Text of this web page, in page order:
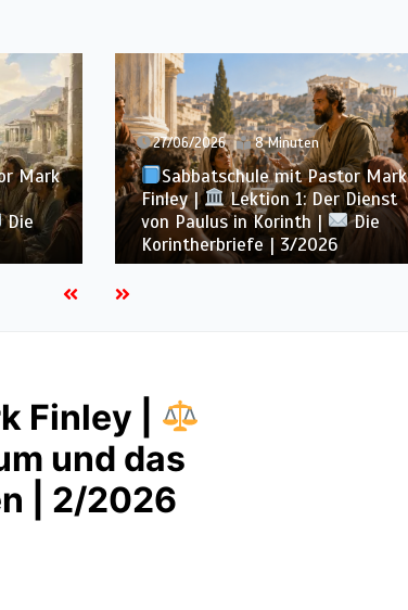
Mark
Die
20/06/2026 7 Minuten
Sabbatschule mit Pastor Mark
Finley |
Lektion 13: Bis in
Ewigkeit |
Im Glauben
Wachsen | 2/2026
Finley |
und das
| 2/2026